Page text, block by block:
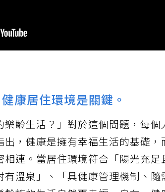
康居住環境是關鍵。
樂齡生活？」對於這個問題，每
，健康是擁有幸福生活的基礎，
連。當居住環境符合「陽光充
有溫泉」、「具健康管理機制、